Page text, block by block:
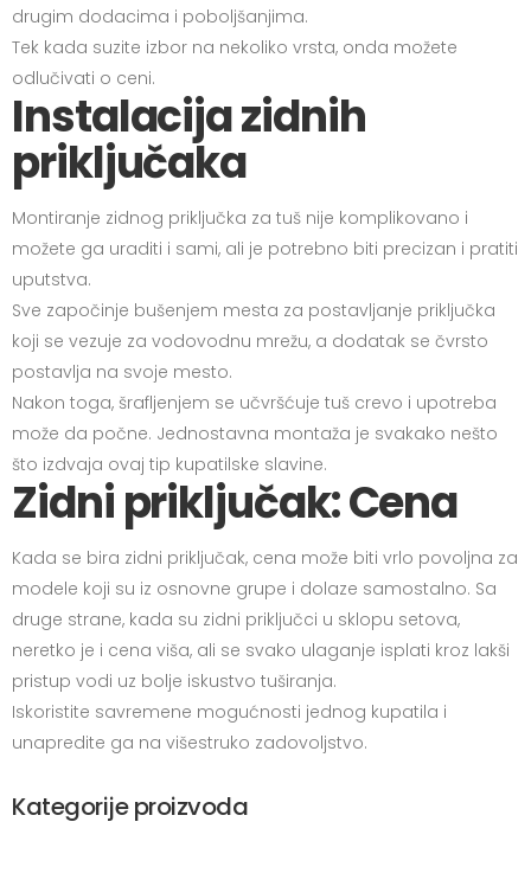
drugim dodacima i poboljšanjima.
Tek kada suzite izbor na nekoliko vrsta, onda možete
odlučivati o ceni.
Instalacija zidnih
priključaka
Montiranje zidnog priključka za tuš nije komplikovano i
možete ga uraditi i sami, ali je potrebno biti precizan i pratiti
uputstva.
Sve započinje bušenjem mesta za postavljanje priključka
koji se vezuje za vodovodnu mrežu, a dodatak se čvrsto
postavlja na svoje mesto.
Nakon toga, šrafljenjem se učvršćuje tuš crevo i upotreba
može da počne. Jednostavna montaža je svakako nešto
što izdvaja ovaj tip kupatilske slavine.
Zidni priključak: Cena
Kada se bira zidni priključak, cena može biti vrlo povoljna za
modele koji su iz osnovne grupe i dolaze samostalno. Sa
druge strane, kada su zidni priključci u sklopu setova,
neretko je i cena viša, ali se svako ulaganje isplati kroz lakši
pristup vodi uz bolje iskustvo tuširanja.
Iskoristite savremene mogućnosti jednog kupatila i
unapredite ga na višestruko zadovoljstvo.
Kategorije proizvoda